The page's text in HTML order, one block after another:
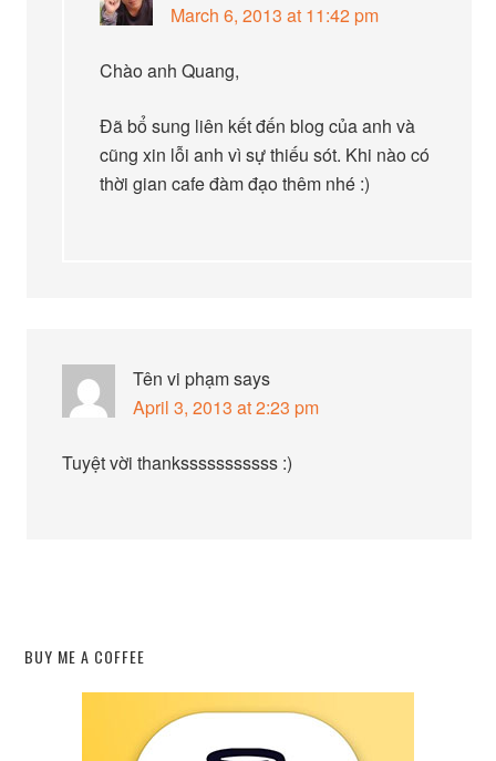
March 6, 2013 at 11:42 pm
Chào anh Quang,
Đã bổ sung liên kết đến blog của anh và
cũng xin lỗi anh vì sự thiếu sót. Khi nào có
thời gian cafe đàm đạo thêm nhé :)
Tên vi phạmsays
April 3, 2013 at 2:23 pm
Tuyệt vời thanksssssssssss :)
BUY ME A COFFEE